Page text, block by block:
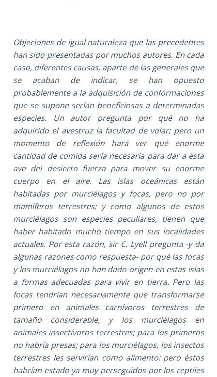
Objeciones de igual naturaleza que las precedentes
han sido presentadas por muchos autores. En cada
caso, diferentes causas, aparte de las generales que
se acaban de indicar, se han opuesto
probablemente a la adquisición de conformaciones
que se supone serían beneficiosas a determinadas
especies. Un autor pregunta por qué no ha
adquirido el avestruz la facultad de volar; pero un
momento de reflexión hará ver qué enorme
cantidad de comida sería necesaria para dar a esta
ave del desierto fuerza para mover su enorme
cuerpo en el aire. Las islas oceánicas están
habitadas por murciélagos y focas, pero no por
mamíferos terrestres; y como algunos de estos
murciélagos son especies peculiares, tienen que
haber habitado mucho tiempo en sus localidades
actuales. Por esta razón, sir C. Lyell pregunta -y da
algunas razones como respuesta- por qué las focas
y los murciélagos no han dado origen en estas islas
a formas adecuadas para vivir en tierra. Pero las
focas tendrían necesariamente que transformarse
primero en animales carnívoros terrestres de
tamaño considerable, y los murciélagos en
animales insectívoros terrestres; para los primeros
no habría presas; para los murciélagos, los insectos
terrestres les servirían como alimento; pero éstos
habrían estado ya muy perseguidos por los reptiles